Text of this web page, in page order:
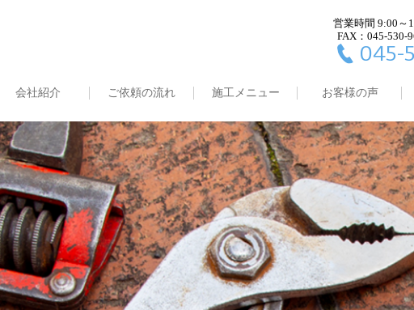
営業時間 9:00～
FAX：045-530-
045-
会社紹介 ご依頼の流れ 施工メニュー お客様の声